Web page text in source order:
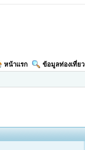
หน้าแรก ข้อมูลท่องเที่ยว